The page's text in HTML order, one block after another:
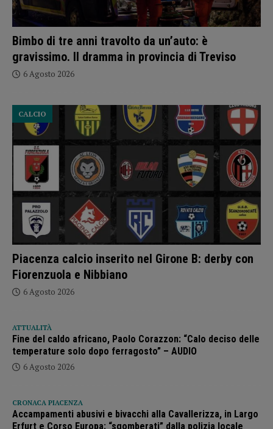
Bimbo di tre anni travolto da un’auto: è
gravissimo. Il dramma in provincia di Treviso
6 Agosto 2026
Piacenza calcio inserito nel Girone B: derby con
Fiorenzuola e Nibbiano
CALCIO
6 Agosto 2026
ATTUALITÀ
Fine del caldo africano, Paolo Corazzon: “Calo deciso delle
temperature solo dopo ferragosto” – AUDIO
6 Agosto 2026
CRONACA PIACENZA
Accampamenti abusivi e bivacchi alla Cavallerizza, in Largo
Erfurt e Corso Europa: “sgomberati” dalla polizia locale